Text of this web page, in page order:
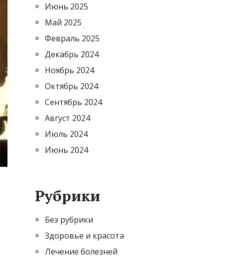
Июнь 2025
Май 2025
Февраль 2025
Декабрь 2024
Ноябрь 2024
Октябрь 2024
Сентябрь 2024
Август 2024
Июль 2024
Июнь 2024
Рубрики
Без рубрики
Здоровье и красота
Лечение болезней